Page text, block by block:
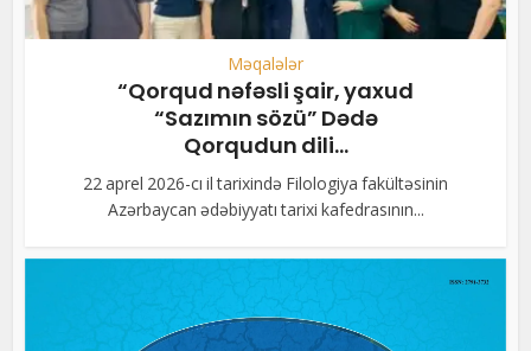
Məqalələr
“Qorqud nəfəsli şair, yaxud
“Sazımın sözü” Dədə
Qorqudun dili...
22 aprel 2026-cı il tarixində Filologiya fakültəsinin
Azərbaycan ədəbiyyatı tarixi kafedrasının...